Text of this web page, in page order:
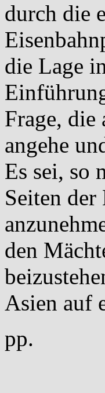
durch die
die Lage
Frage, die
angehe
Es sei, so
Seiten
den
Asien auf
pp.